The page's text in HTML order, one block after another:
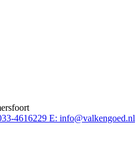
4616229 E: info@valkengoed.nl